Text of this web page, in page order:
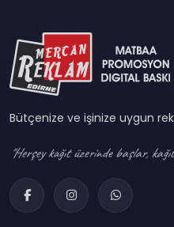
Bütçenize ve işinize uygun
"Herşey kağıt üzerinde başlar,